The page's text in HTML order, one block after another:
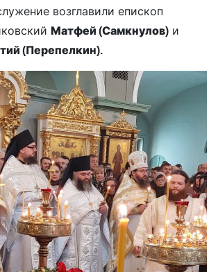
возглавили епископ
Матфей (Самкнулов) и
(Перепелкин).